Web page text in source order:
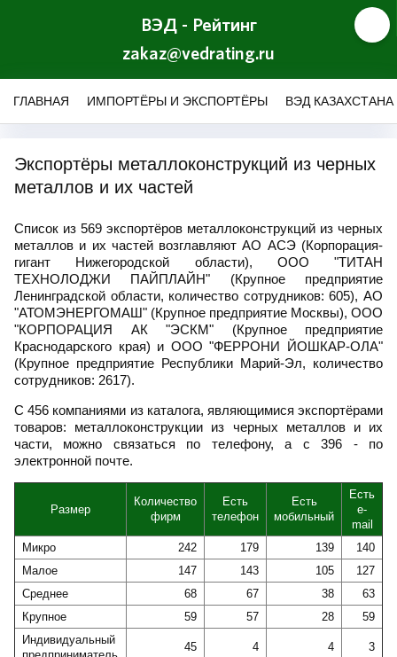
ВЭД - Рейтинг
zakaz@vedrating.ru
ГЛАВНАЯ ИМПОРТЁРЫ И ЭКСПОРТЁРЫ ВЭД КАЗАХСТАНА
Экспортёры металлоконструкций из черных
металлов и их частей
Список из 569 экспортёров металлоконструкций из черных
металлов и их частей возглавляют АО АСЭ (Корпорация-
гигант Нижегородской области), ООО "ТИТАН
ТЕХНОЛОДЖИ ПАЙПЛАЙН" (Крупное предприятие
Ленинградской области, количество сотрудников: 605), АО
"АТОМЭНЕРГОМАШ" (Крупное предприятие Москвы), ООО
"КОРПОРАЦИЯ АК "ЭСКМ" (Крупное предприятие
Краснодарского края) и ООО "ФЕРРОНИ ЙОШКАР-ОЛА"
(Крупное предприятие Республики Марий-Эл, количество
сотрудников: 2617).
С 456 компаниями из каталога, являющимися экспортёрами
товаров: металлоконструкции из черных металлов и их
части, можно связаться по телефону, а с 396 - по
электронной почте.
Размер
Количество
фирм
Есть
телефон
Есть
мобильный
Есть
e-
mail
Микро
242 179 139
140
Малое
147 143 105
127
Среднее
68 67 38
63
Крупное
59 57 28
59
Индивидуальный
45 4 4 3